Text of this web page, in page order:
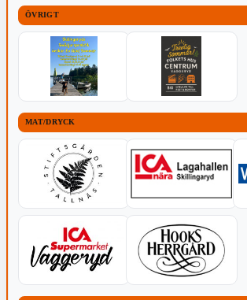
ÖVRIGT
MAT/DRYCK